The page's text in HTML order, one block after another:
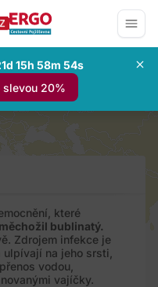
15h 58m 53s
slevou 20%
které
měchožil bublinatý.
Zdrojem infekce je
na jeho srsti,
vodou,
vajíčky.